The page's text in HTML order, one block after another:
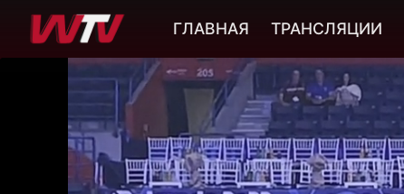
ГЛАВНАЯ ТРАНСЛЯЦИИ